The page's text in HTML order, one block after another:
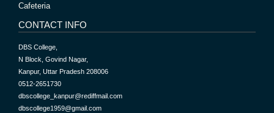
Cafeteria
CONTACT INFO
DBS College,
N Block, Govind Nagar,
Kanpur, Uttar Pradesh 208006
0512-2651730
dbscollege_kanpur@rediffmail.com
dbscollege1959@gmail.com